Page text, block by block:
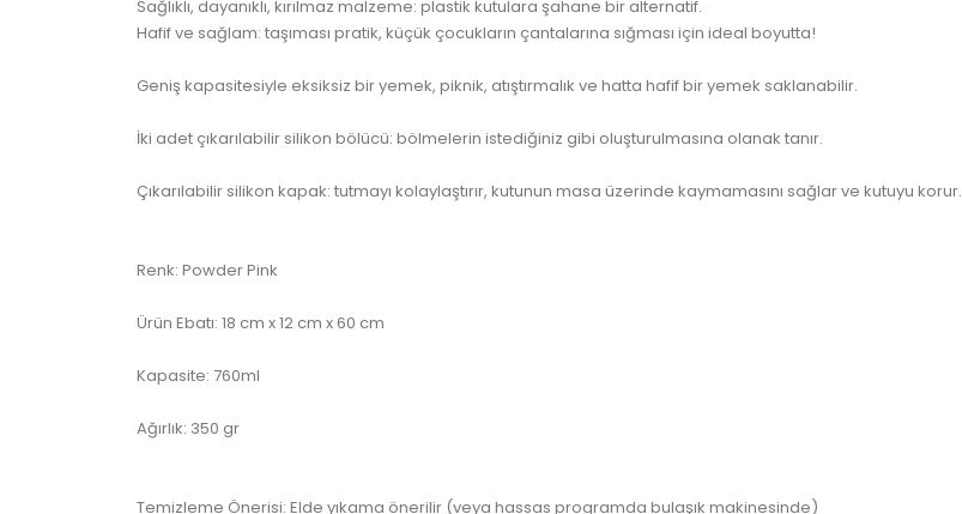
Sağlıklı, dayanıklı, kırılmaz malzeme: plastik kutulara şahane bir alternatif.
Hafif ve sağlam: taşıması pratik, küçük çocukların çantalarına sığması için ideal boyutta!
Geniş kapasitesiyle eksiksiz bir yemek, piknik, atıştırmalık ve hatta hafif bir yemek saklanabilir.
İki adet çıkarılabilir silikon bölücü: bölmelerin istediğiniz gibi oluşturulmasına olanak tanır.
Çıkarılabilir silikon kapak: tutmayı kolaylaştırır, kutunun masa üzerinde kaymamasını sağlar ve kutuyu korur.
Renk: Powder Pink
Ürün Ebatı: 18 cm x 12 cm x 60 cm
Kapasite: 760ml
Ağırlık: 350 gr
Temizleme Önerisi: Elde yıkama önerilir (veya hassas programda bulaşık makinesinde)